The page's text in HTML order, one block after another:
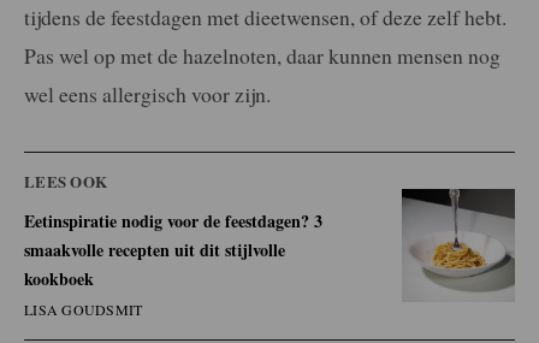
tijdens de feestdagen met dieetwensen, of deze zelf hebt.
Pas wel op met de hazelnoten, daar kunnen mensen nog
wel eens allergisch voor zijn.
LEES OOK
Eetinspiratie nodig voor de feestdagen? 3
smaakvolle recepten uit dit stijlvolle
kookboek
LISA GOUDSMIT